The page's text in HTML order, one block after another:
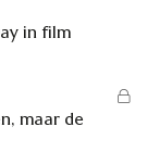
in film
maar de